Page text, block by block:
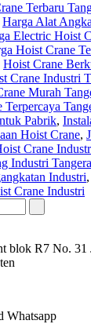
Terbaru
Harga Alat
Electric Hoist
Hoist Crane
Hoist Crane
Crane Industri
Murah
Terpercaya
Pabrik,
Hoist Crane,
Crane
Industri
Industri,
Crane Industri
blok R7 No. 31
Whatsapp